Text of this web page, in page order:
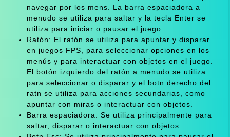
navegar por los mens. La barra espaciadora a
menudo se utiliza para saltar y la tecla Enter se
utiliza para iniciar o pausar el juego.
Ratón: El ratón se utiliza para apuntar y disparar
en juegos FPS, para seleccionar opciones en los
menús y para interactuar con objetos en el juego.
El botón izquierdo del ratón a menudo se utiliza
para seleccionar o disparar y el botn derecho del
ratn se utiliza para acciones secundarias, como
apuntar con miras o interactuar con objetos.
Barra espaciadora: Se utiliza principalmente para
saltar, disparar o interactuar con objetos.